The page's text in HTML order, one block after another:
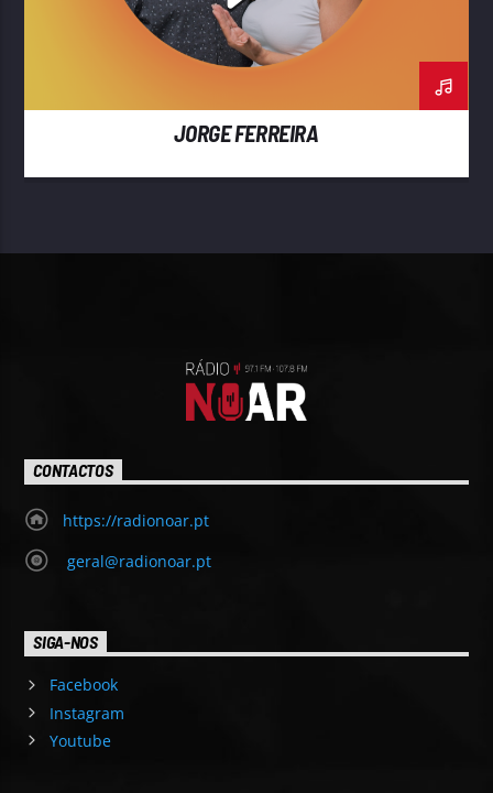
JORGE FERREIRA
CONTACTOS
https://radionoar.pt
geral@radionoar.pt
SIGA-NOS
Facebook
Instagram
Youtube